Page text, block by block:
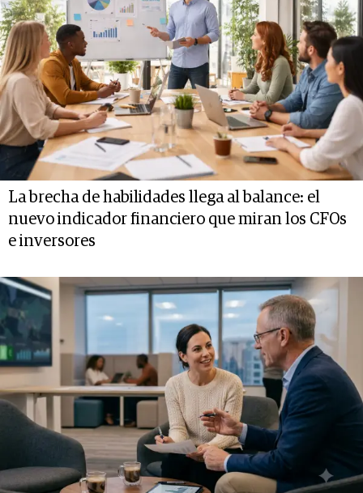
La brecha de habilidades llega al balance: el
nuevo indicador financiero que miran los CFOs
e inversores